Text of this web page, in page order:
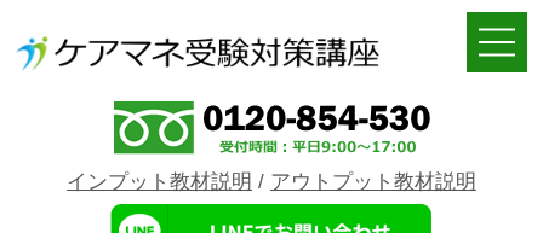
インプット教材説明 / アウトプット教材説明